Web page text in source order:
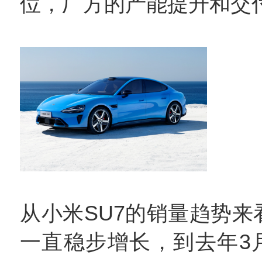
从小米SU7的销量趋势
一直稳步增长，到去年3